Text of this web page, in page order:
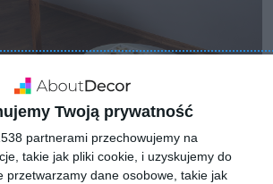
Twoją prywatność
partnerami przechowujemy na
takie jak pliki cookie, i uzyskujemy do
przetwarzamy dane osobowe, takie jak